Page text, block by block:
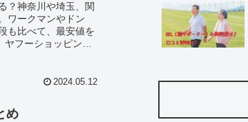
？神奈川や埼玉、関
ワークマンやドン
も比べて、最安値を
フーショッピング
2024.05.12
め